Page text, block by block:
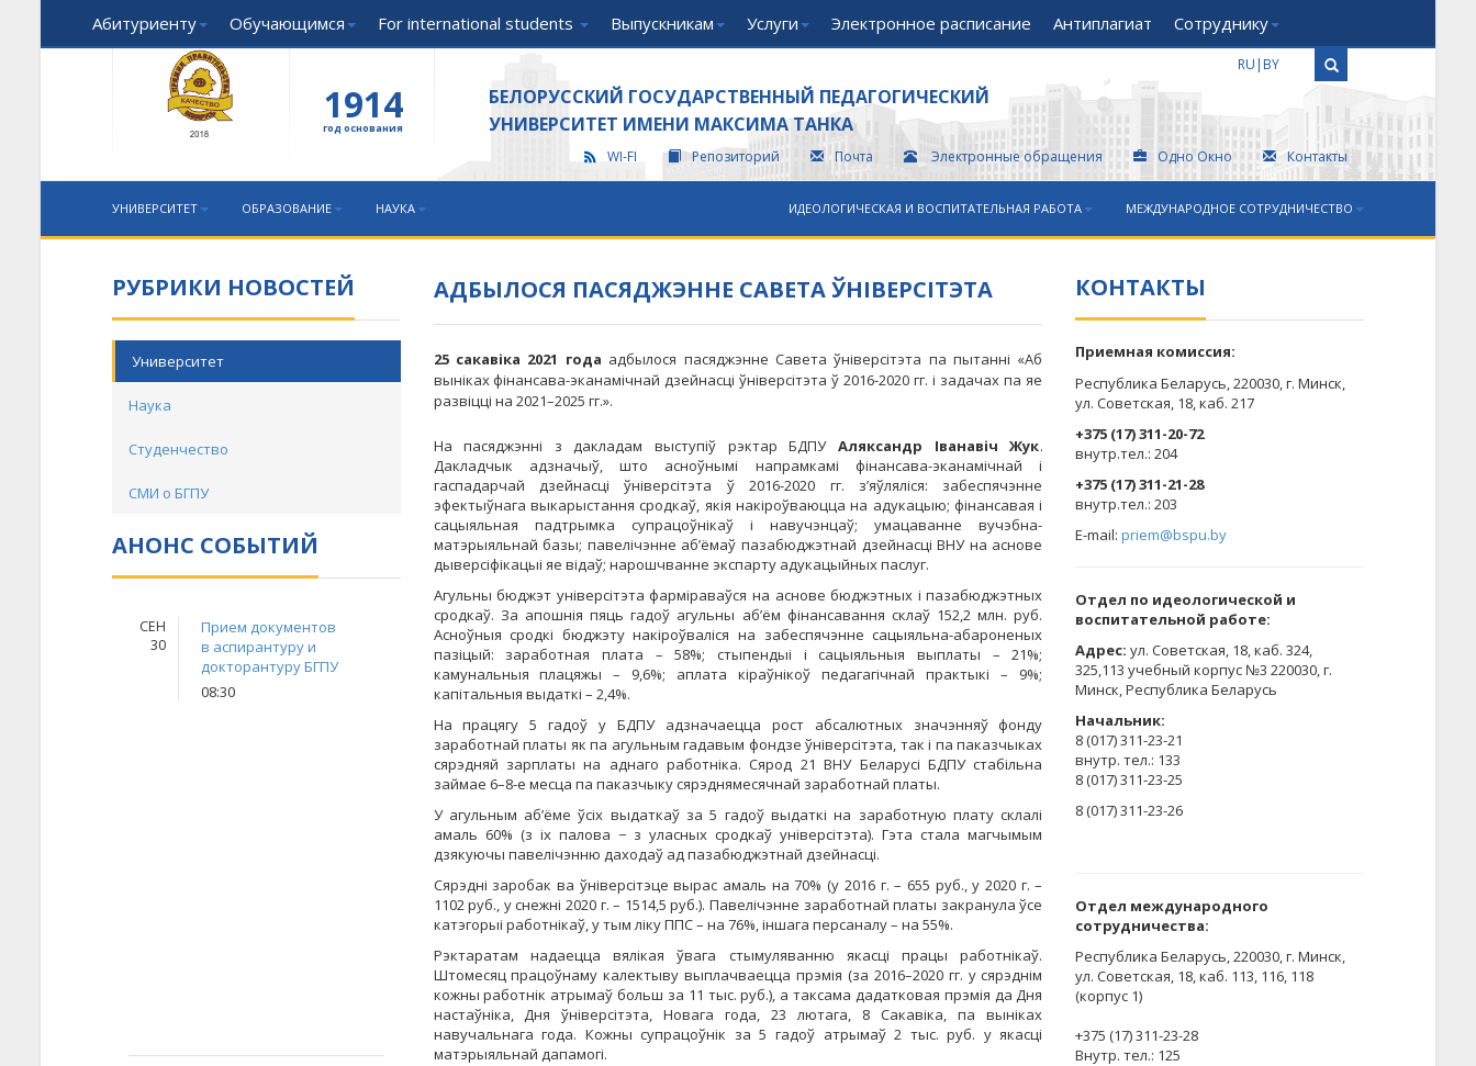
Абитуриенту Обучающимся For international students Выпускникам Услуги Электронное расписание Антиплагиат Сотруднику
1914
год основания
БЕЛОРУССКИЙ ГОСУДАРСТВЕННЫЙ ПЕДАГОГИЧЕСКИЙ
УНИВЕРСИТЕТ ИМЕНИ МАКСИМА ТАНКА
RU | BY
WI-FI Репозиторий Почта Электронные обращения Одно Окно Контакты
УНИВЕРСИТЕТ ОБРАЗОВАНИЕ НАУКА МЕЖДУНАРОДНОЕ СОТРУДНИЧЕСТВО
ИДЕОЛОГИЧЕСКАЯ И ВОСПИТАТЕЛЬНАЯ РАБОТА
РУБРИКИ НОВОСТЕЙ
Университет
Наука
Студенчество
СМИ о БГПУ
АНОНС СОБЫТИЙ
СЕН
30
Прием документов
в аспирантуру и
докторантуру БГПУ
08:30
АДБЫЛОСЯ ПАСЯДЖЭННЕ САВЕТА ЎНІВЕРСІТЭТА
25 сакавіка 2021 года адбылося пасяджэнне Савета ўніверсітэта па пытанні «Аб
выніках фінансава-эканамічнай дзейнасці ўніверсітэта ў 2016-2020 гг. і задачах па яе
развіцці на 2021–2025 гг.».
На пасяджэнні з дакладам выступіў рэктар БДПУАляксандр Іванавіч Жук.
Дакладчык адзначыў, што асноўнымі напрамкамі фінансава-эканамічнай і
гаспадарчай дзейнасці ўніверсітэта ў 2016-2020 гг. з’яўляліся: забеспячэнне
эфектыўнага выкарыстання сродкаў, якія накіроўваюцца на адукацыю; фінансавая і
сацыяльная падтрымка супрацоўнікаў і навучэнцаў; умацаванне вучэбна-
матэрыяльнай базы; павелічэнне аб’ёмаў пазабюджэтнай дзейнасці ВНУ на аснове
дыверсіфікацыі яе відаў; нарошчванне экспарту адукацыйных паслуг.
Агульны бюджэт універсітэта фарміраваўся на аснове бюджэтных і пазабюджэтных
сродкаў. За апошнія пяць гадоў агульны аб’ём фінансавання склаў 152,2 млн. руб.
Асноўныя сродкі бюджэту накіроўваліся на забеспячэнне сацыяльна-абароненых
пазіцый: заработная плата – 58%; стыпендыі і сацыяльныя выплаты – 21%;
камунальныя плацяжы – 9,6%; аплата кіраўнікоў педагагічнай практыкі – 9%;
капітальныя выдаткі – 2,4%.
На працягу 5 гадоў у БДПУ адзначаецца рост абсалютных значэнняў фонду
заработнай платы як па агульным гадавым фондзе ўніверсітэта, так і па паказчыках
сярэдняй зарплаты на аднаго работніка. Сярод 21 ВНУ Беларусі БДПУ стабільна
займае 6–8-е месца па паказчыку сярэднямесячнай заработнай платы.
У агульным аб’ёме ўсіх выдаткаў за 5 гадоў выдаткі на заработную плату склалі
амаль 60% (з іх палова − з уласных сродкаў універсітэта). Гэта стала магчымым
дзякуючы павелічэнню даходаў ад пазабюджэтнай дзейнасці.
Сярэдні заробак ва ўніверсітэце вырас амаль на 70% (у 2016 г. – 655 руб., у 2020 г. –
1102 руб., у снежні 2020 г. – 1514,5 руб.). Павелічэнне заработнай платы закранула ўсе
катэгорыі работнікаў, у тым ліку ППС – на 76%, іншага персаналу – на 55%.
Рэктаратам надаецца вялікая ўвага стымуляванню якасці працы работнікаў.
Штомесяц працоўнаму калектыву выплачваецца прэмія (за 2016–2020 гг. у сярэднім
кожны работнік атрымаў больш за 11 тыс. руб.), а таксама дадатковая прэмія да Дня
настаўніка, Дня ўніверсітэта, Новага года, 23 лютага, 8 Сакавіка, па выніках
навучальнага года. Кожны супрацоўнік за 5 гадоў атрымаў 2 тыс. руб. у якасці
матэрыяльнай дапамогі.
КОНТАКТЫ
Приемная комиссия:
Республика Беларусь, 220030, г. Минск,
ул. Советская, 18, каб. 217
+375 (17) 311-20-72
​внутр.тел.: 204
+375 (17) 311-21-28
​внутр.тел.: 203
E-mail:priem@bspu.by
Отдел по идеологической и
воспитательной работе:
Адрес:ул. Советская, 18, каб. 324,
325,113 учебный корпус №3 220030, г.
Минск, Республика Беларусь
Начальник:
8 (017) 311-23-21
внутр. тел.: 133
8 (017) 311-23-25
8 (017) 311-23-26
Отдел международного
сотрудничества:
Республика Беларусь, 220030, г. Минск,
ул. Советская, 18, каб. 113, 116, 118
(корпус 1)
+375 (17) 311-23-28
Внутр. тел.: 125